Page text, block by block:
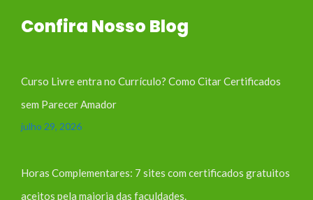
Confira Nosso Blog
Curso Livre entra no Currículo? Como Citar Certificados
sem Parecer Amador
julho 29, 2026
Horas Complementares: 7 sites com certificados gratuitos
aceitos pela maioria das faculdades.